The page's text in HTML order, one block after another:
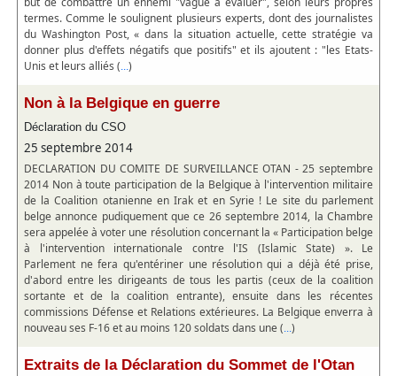
termes. Comme le soulignent plusieurs experts, dont des journalistes
du Washington Post, « dans la situation actuelle, cette stratégie va
donner plus d'effets négatifs que positifs" et ils ajoutent : "les Etats-
Unis et leurs alliés (...)
Non à la Belgique en guerre
Déclaration du CSO
25 septembre 2014
DECLARATION DU COMITE DE SURVEILLANCE OTAN - 25 septembre
2014 Non à toute participation de la Belgique à l'intervention militaire
de la Coalition otanienne en Irak et en Syrie ! Le site du parlement
belge annonce pudiquement que ce 26 septembre 2014, la Chambre
sera appelée à voter une résolution concernant la « Participation belge
à l'intervention internationale contre l'IS (Islamic State) ». Le
Parlement ne fera qu'entériner une résolution qui a déjà été prise,
d'abord entre les dirigeants de tous les partis (ceux de la coalition
sortante et de la coalition entrante), ensuite dans les récentes
commissions Défense et Relations extérieures. La Belgique enverra à
nouveau ses F-16 et au moins 120 soldats dans une (...)
Extraits de la Déclaration du Sommet de l'Otan